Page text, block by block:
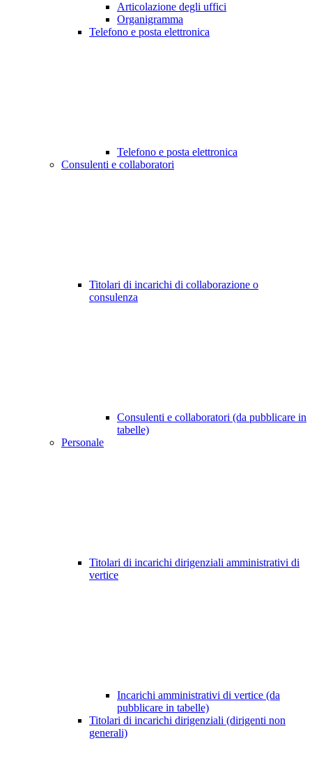
Articolazione degli uffici
Organigramma
Telefono e posta elettronica
Telefono e posta elettronica
Consulenti e collaboratori
Titolari di incarichi di collaborazione o
consulenza
Consulenti e collaboratori (da pubblicare in
tabelle)
Personale
Titolari di incarichi dirigenziali amministrativi di
vertice
Incarichi amministrativi di vertice (da
pubblicare in tabelle)
Titolari di incarichi dirigenziali (dirigenti non
generali)